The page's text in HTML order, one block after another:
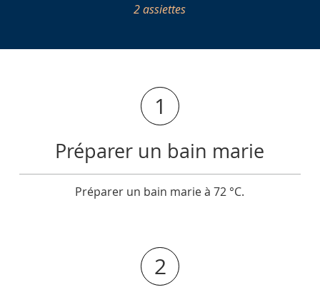
2 assiettes
1
Préparer un bain marie
Préparer un bain marie à 72 °C.
2